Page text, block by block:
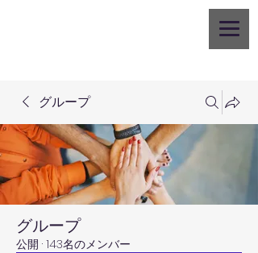
グループ
グループ
公開 · 143名のメンバー